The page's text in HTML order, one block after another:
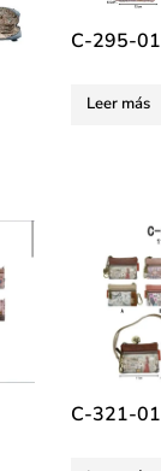
C-295-01
Leer más
C-321-01